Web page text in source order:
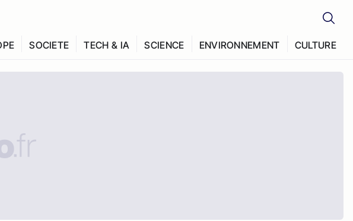
SOCIETE TECH & IA SCIENCE ENVIRONNEMENT CULTURE